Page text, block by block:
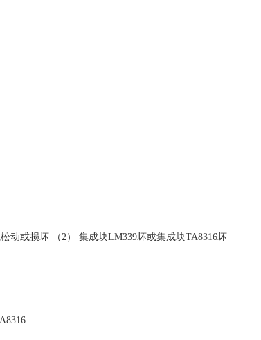
动或损坏 （2） 集成块LM339坏或集成块TA8316坏